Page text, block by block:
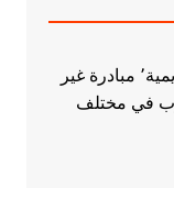
قاعدة مذرات التخرج والدراسات الأكاديمية٬ مبادرة غير
في مختلف